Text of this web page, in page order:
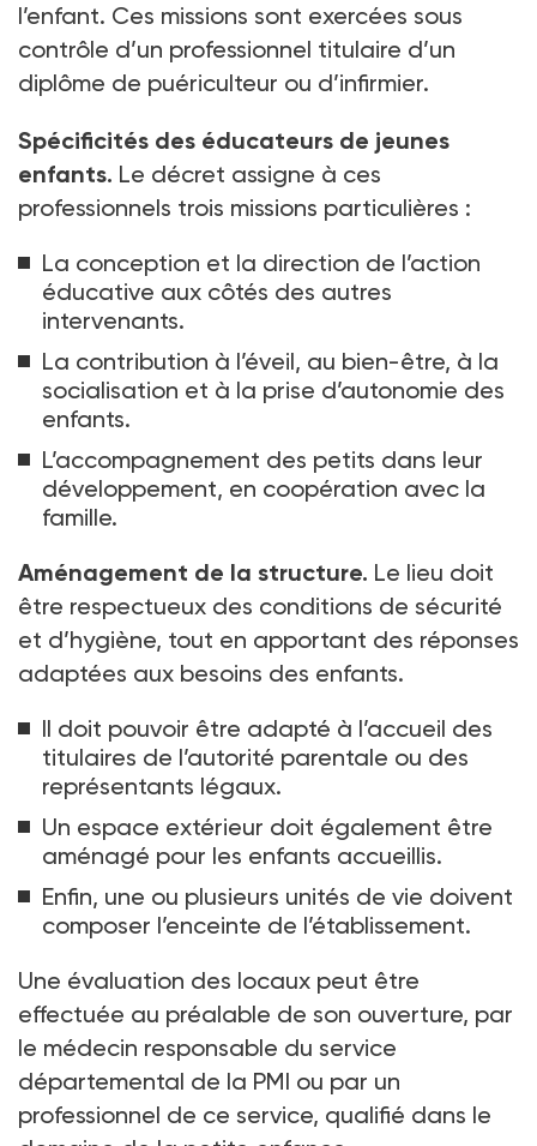
l’enfant. Ces missions sont exercées sous
contrôle d’un professionnel titulaire d’un
diplôme de puériculteur ou d’infirmier.
Spécificités des éducateurs de jeunes
enfants. Le décret assigne à ces
professionnels trois missions particulières :
La conception et la direction de l’action
éducative aux côtés des autres
intervenants.
La contribution à l’éveil, au bien-être, à la
socialisation et à la prise d’autonomie des
enfants.
L’accompagnement des petits dans leur
développement, en coopération avec la
famille.
Aménagement de la structure. Le lieu doit
être respectueux des conditions de sécurité
et d’hygiène, tout en apportant des réponses
adaptées aux besoins des enfants.
Il doit pouvoir être adapté à l’accueil des
titulaires de l’autorité parentale ou des
représentants légaux.
Un espace extérieur doit également être
aménagé pour les enfants accueillis.
Enfin, une ou plusieurs unités de vie doivent
composer l’enceinte de l’établissement.
Une évaluation des locaux peut être
effectuée au préalable de son ouverture, par
le médecin responsable du service
départemental de la PMI ou par un
professionnel de ce service, qualifié dans le